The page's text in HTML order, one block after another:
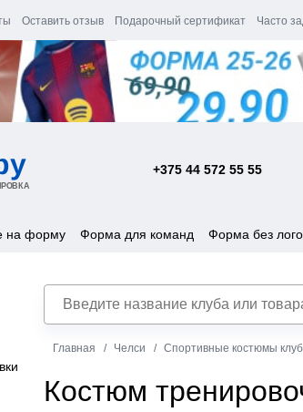
Оставить отзыв Подарочный сертификат Часто
+375 44 572 55 55
на форму Форма для команд Форма без
Главная Челси Спортивные костюмы
Костюм